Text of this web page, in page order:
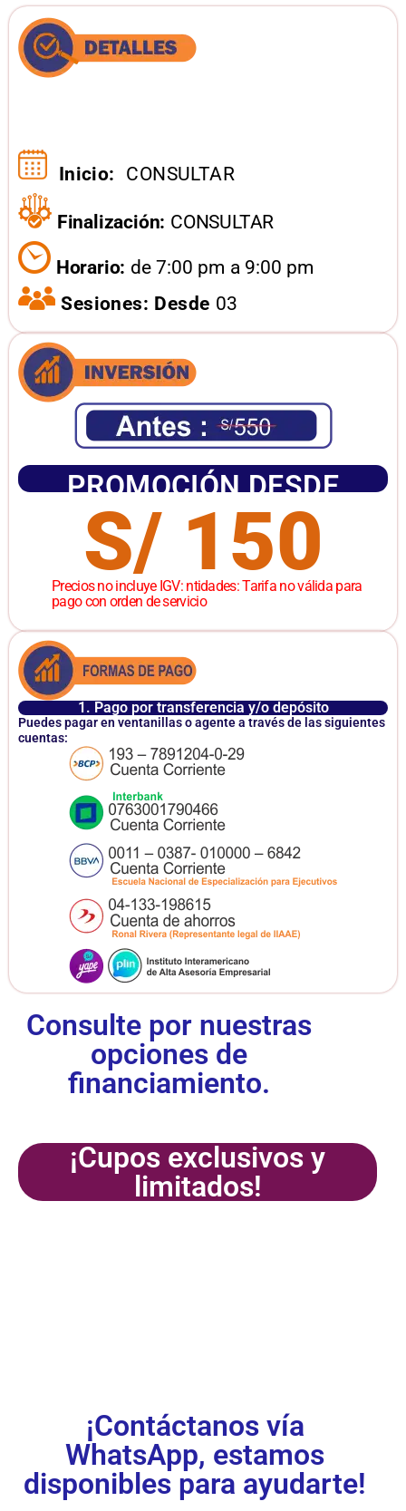
Inicio: CONSULTAR
Finalización: CONSULTAR
Horario: de 7:00 pm a 9:00 pm
Sesiones: Desde 03
PROMOCIÓN DESDE
S/ 150
Precios no incluye IGV: ntidades: Tarifa no válida para
pago con orden de servicio
1. Pago por transferencia y/o depósito
Puedes pagar en ventanillas o agente a través de las siguientes
cuentas:
Consulte por nuestras
opciones de
financiamiento.
¡Cupos exclusivos y
limitados!
¡Contáctanos vía
WhatsApp, estamos
disponibles para ayudarte!